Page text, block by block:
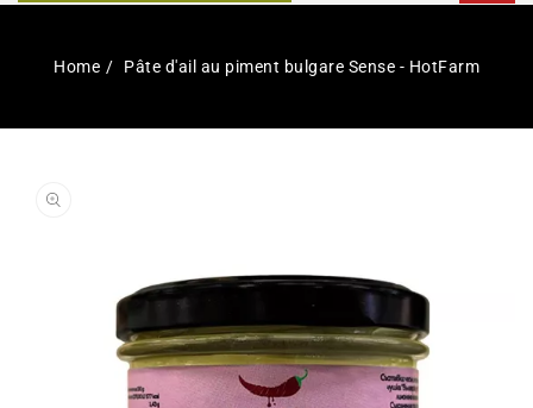
Home Pâte d'ail au piment bulgare Sense - HotFarm